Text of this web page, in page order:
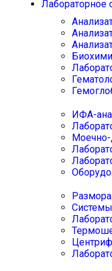
Лабораторное
ИФА-